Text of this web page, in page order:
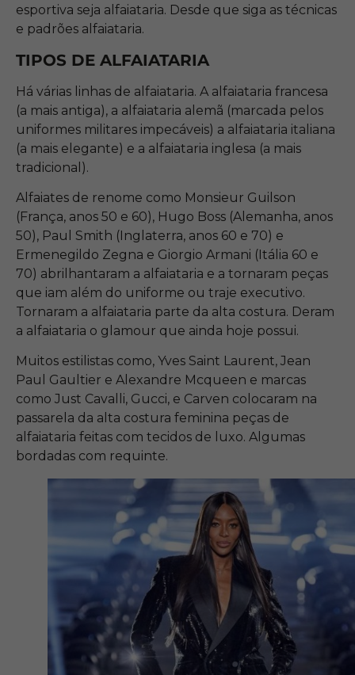
esportiva seja alfaiataria. Desde que siga as técnicas
e padrões alfaiataria.
TIPOS DE ALFAIATARIA
Há várias linhas de alfaiataria. A alfaiataria francesa
(a mais antiga), a alfaiataria alemã (marcada pelos
uniformes militares impecáveis) a alfaiataria italiana
(a mais elegante) e a alfaiataria inglesa (a mais
tradicional).
Alfaiates de renome como Monsieur Guilson
(França, anos 50 e 60), Hugo Boss (Alemanha, anos
50), Paul Smith (Inglaterra, anos 60 e 70) e
Ermenegildo Zegna e Giorgio Armani (Itália 60 e
70) abrilhantaram a alfaiataria e a tornaram peças
que iam além do uniforme ou traje executivo.
Tornaram a alfaiataria parte da alta costura. Deram
a alfaiataria o glamour que ainda hoje possui.
Muitos estilistas como, Yves Saint Laurent, Jean
Paul Gaultier e Alexandre Mcqueen e marcas
como Just Cavalli, Gucci, e Carven colocaram na
passarela da alta costura feminina peças de
alfaiataria feitas com tecidos de luxo. Algumas
bordadas com requinte.